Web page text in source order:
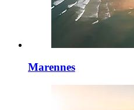
Marennes